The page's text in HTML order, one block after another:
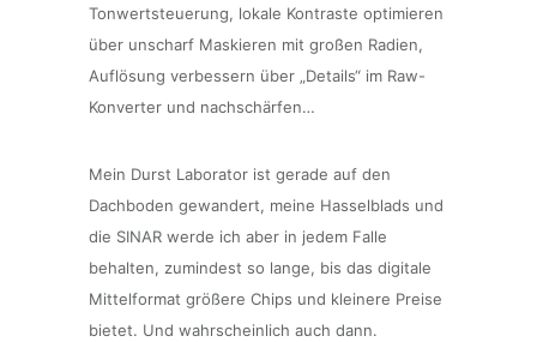
Tonwertsteuerung, lokale Kontraste optimieren
über unscharf Maskieren mit großen Radien,
Auflösung verbessern über „Details“ im Raw-
Konverter und nachschärfen…
Mein Durst Laborator ist gerade auf den
Dachboden gewandert, meine Hasselblads und
die SINAR werde ich aber in jedem Falle
behalten, zumindest so lange, bis das digitale
Mittelformat größere Chips und kleinere Preise
bietet. Und wahrscheinlich auch dann.